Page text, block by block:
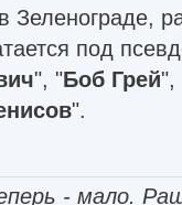
под
", "Боб Грей",
".
- мало.